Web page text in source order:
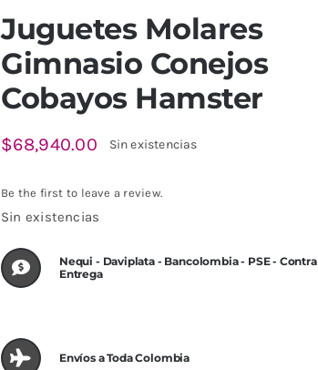
Juguetes Molares
Gimnasio Conejos
Cobayos Hamster
$68,940.00 Sin existencias
Be the first to leave a review.
Sin existencias
Nequi - Daviplata - Bancolombia - PSE - Contra
Entrega
Envíos a Toda Colombia